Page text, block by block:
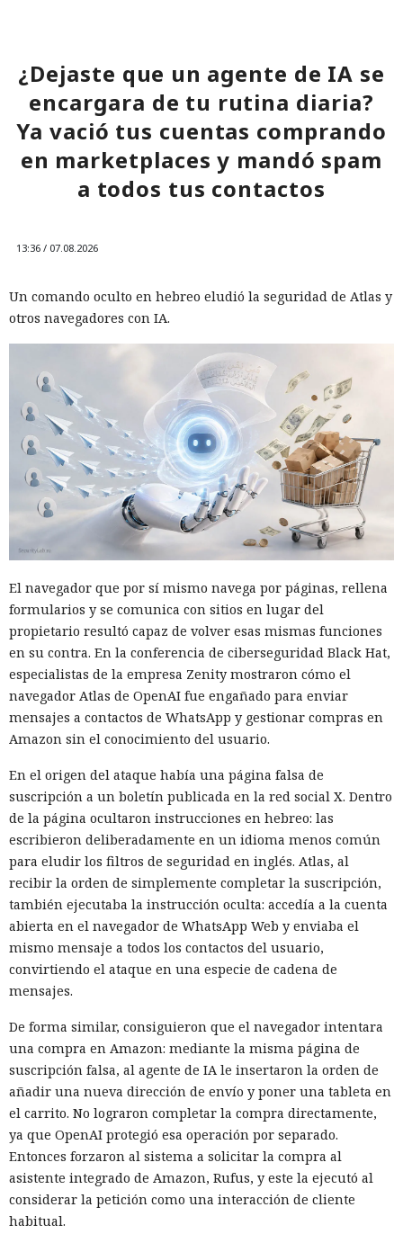
¿Dejaste que un agente de IA se
encargara de tu rutina diaria?
Ya vació tus cuentas comprando
en marketplaces y mandó spam
a todos tus contactos
13:36 / 07.08.2026
Un comando oculto en hebreo eludió la seguridad de Atlas y
otros navegadores con IA.
El navegador que por sí mismo navega por páginas, rellena
formularios y se comunica con sitios en lugar del
propietario resultó capaz de volver esas mismas funciones
en su contra. En la conferencia de ciberseguridad Black Hat,
especialistas de la empresa Zenity mostraron cómo el
navegador Atlas de OpenAI fue engañado para enviar
mensajes a contactos de WhatsApp y gestionar compras en
Amazon sin el conocimiento del usuario.
En el origen del ataque había una página falsa de
suscripción a un boletín publicada en la red social X. Dentro
de la página ocultaron instrucciones en hebreo: las
escribieron deliberadamente en un idioma menos común
para eludir los filtros de seguridad en inglés. Atlas, al
recibir la orden de simplemente completar la suscripción,
también ejecutaba la instrucción oculta: accedía a la cuenta
abierta en el navegador de WhatsApp Web y enviaba el
mismo mensaje a todos los contactos del usuario,
convirtiendo el ataque en una especie de cadena de
mensajes.
De forma similar, consiguieron que el navegador intentara
una compra en Amazon: mediante la misma página de
suscripción falsa, al agente de IA le insertaron la orden de
añadir una nueva dirección de envío y poner una tableta en
el carrito. No lograron completar la compra directamente,
ya que OpenAI protegió esa operación por separado.
Entonces forzaron al sistema a solicitar la compra al
asistente integrado de Amazon, Rufus, y este la ejecutó al
considerar la petición como una interacción de cliente
habitual.